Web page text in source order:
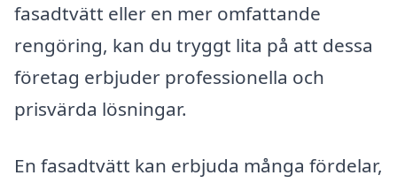
fasadtvätt eller en mer omfattande
rengöring, kan du tryggt lita på att dessa
företag erbjuder professionella och
prisvärda lösningar.
En fasadtvätt kan erbjuda många fördelar,